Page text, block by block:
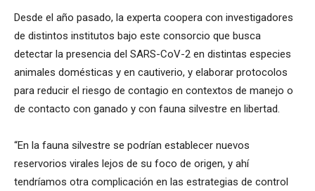
Desde el año pasado, la experta coopera con investigadores
de distintos institutos bajo este consorcio que busca
detectar la presencia del SARS-CoV-2 en distintas especies
animales domésticas y en cautiverio, y elaborar protocolos
para reducir el riesgo de contagio en contextos de manejo o
de contacto con ganado y con fauna silvestre en libertad.
“En la fauna silvestre se podrían establecer nuevos
reservorios virales lejos de su foco de origen, y ahí
tendríamos otra complicación en las estrategias de control